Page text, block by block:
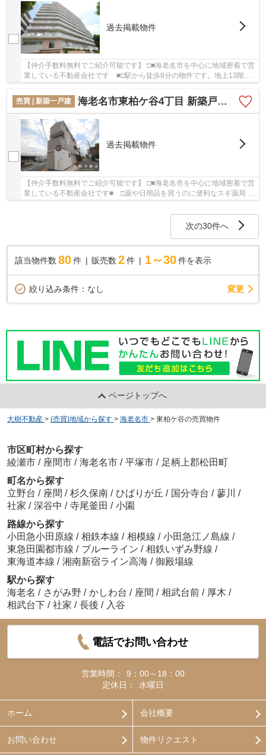
過去掲載物件
【仲介手数料無料でご紹介可能です】 □■海老名市を中心に地域密着で営
業している不動産会社です ■□駅から徒歩8分の物件です。地上13階建
売買 | 新築一戸建
海老名市東柏ケ谷4丁目 新築戸建て 全１棟 【仲介手数料無料】
過去掲載物件
【仲介手数料無料でご紹介可能です】 □■海老名市を中心に地域密着で営
業している不動産会社です■ □薬や日用品を買うのに便利なスギ薬局 海
次の30件へ
該当物件数 80件 販売数 2 件 1～30 件を表示
絞り込み条件： なし 変更
ページトップへ
大樹不動産 > (売買)地域から探す > 海老名市 > 東柏ケ谷の売買物件
市区町村から探す
綾瀬市 / 座間市 / 海老名市 / 平塚市 / 足柄上郡松田町
町名から探す
立野台 / 座間 / 杉久保南 / ひばりが丘 / 国分寺台 / 蓼川 /
社家 / 深谷中 / 寺尾釜田 / 小園
路線から探す
小田急小田原線 / 相鉄本線 / 相模線 / 小田急江ノ島線 /
東急田園都市線 / ブルーライン / 相鉄いずみ野線 /
東海道本線 / 湘南新宿ライン高海 / 御殿場線
駅から探す
海老名 / さがみ野 / かしわ台 / 座間 / 相武台前 / 厚木 /
相武台下 / 社家 / 長後 / 入谷
電話でお問い合わせ
営業時間：
9：00～18：00
定休日：
水曜日
ホーム 会社概要
お問い合わせ 物件リクエスト